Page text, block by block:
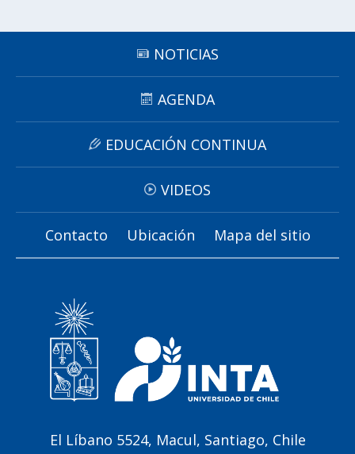
NOTICIAS
AGENDA
EDUCACIÓN CONTINUA
VIDEOS
Contacto Ubicación Mapa del sitio
El Líbano 5524, Macul, Santiago, Chile